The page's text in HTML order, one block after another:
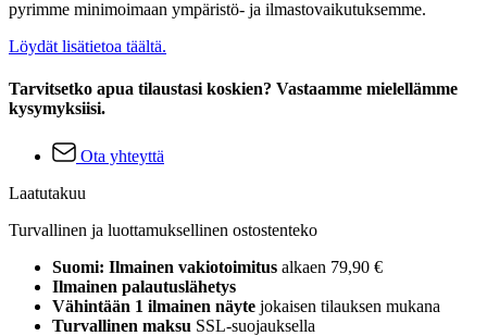
pyrimme minimoimaan ympäristö- ja ilmastovaikutuksemme.
Löydät lisätietoa täältä.
Tarvitsetko apua tilaustasi koskien? Vastaamme mielellämme
kysymyksiisi.
Ota yhteyttä
Laatutakuu
Turvallinen ja luottamuksellinen ostostenteko
Suomi: Ilmainen vakiotoimitus alkaen 79,90 €
Ilmainen palautuslähetys
Vähintään 1 ilmainen näyte jokaisen tilauksen mukana
Turvallinen maksu SSL-suojauksella